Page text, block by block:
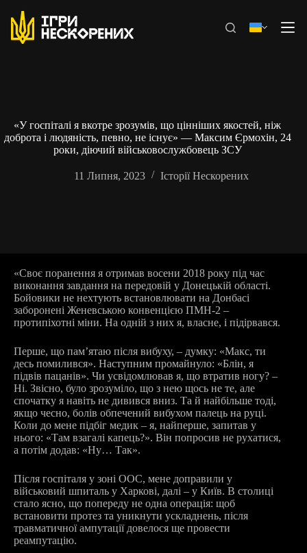
вмісту
«У госпіталі я вкотре зрозумів, що цінніших якостей, ніж
доброта і людяність, певно, не існує» — Максим Єрмохін, 24
роки, діючий військовослужбовець ЗСУ
11 Липня, 2023 Історії Нескорених
«Своє поранення я отримав восени 2018 року під час
виконання завдання на передовій у Донецькій області.
Бойовики не нехтують встановлювати на Донбасі
заборонені Женевською конвенцією ПМН-2 –
протипіхотні міни. На одній з них я, власне, і підірвався.
Перше, що пам’ятаю після вибуху, – думку: «Макс, ти
десь помилився». Наступним промайнуло: «Блін, я
підвів пацанів». Чи усвідомлював я, що втратив ногу? –
Ні. Звісно, було зрозуміло, що з нею щось не те, але
спочатку я навіть не дивився вниз. Та й найбільше тоді,
якщо чесно, болів обпечений вибухом палець на руці.
Коли до мене підбіг медик – я, найперше, запитав у
нього: «Там взагалі капець?». Він попросив не рухатися,
а потім додав: «Ну… Так».
Після госпіталя у зоні ООС, мене доправили у
військовий шпиталь у Харкові, далі – у Київ. В столиці
стало ясно, що попереду не одна операція: щоб
встановити протез та уникнути ускладнень, після
травматичної ампутації довелося ще провести
реампутацію.